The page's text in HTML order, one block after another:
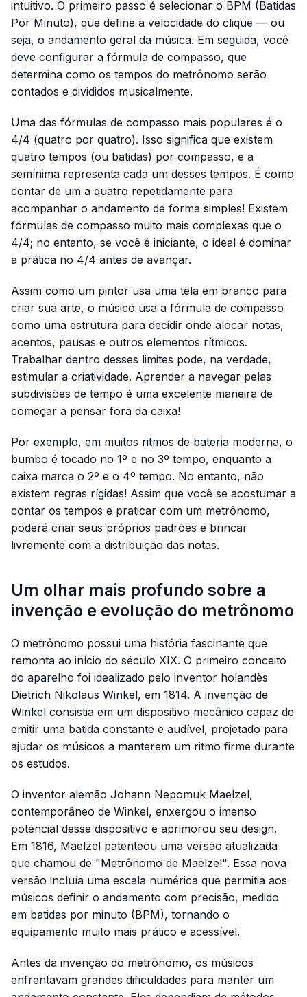
intuitivo. O primeiro passo é selecionar o BPM (Batidas
Por Minuto), que define a velocidade do clique — ou
seja, o andamento geral da música. Em seguida, você
deve configurar a fórmula de compasso, que
determina como os tempos do metrônomo serão
contados e divididos musicalmente.
Uma das fórmulas de compasso mais populares é o
4/4 (quatro por quatro). Isso significa que existem
quatro tempos (ou batidas) por compasso, e a
semínima representa cada um desses tempos. É como
contar de um a quatro repetidamente para
acompanhar o andamento de forma simples! Existem
fórmulas de compasso muito mais complexas que o
4/4; no entanto, se você é iniciante, o ideal é dominar
a prática no 4/4 antes de avançar.
Assim como um pintor usa uma tela em branco para
criar sua arte, o músico usa a fórmula de compasso
como uma estrutura para decidir onde alocar notas,
acentos, pausas e outros elementos rítmicos.
Trabalhar dentro desses limites pode, na verdade,
estimular a criatividade. Aprender a navegar pelas
subdivisões de tempo é uma excelente maneira de
começar a pensar fora da caixa!
Por exemplo, em muitos ritmos de bateria moderna, o
bumbo é tocado no 1º e no 3º tempo, enquanto a
caixa marca o 2º e o 4º tempo. No entanto, não
existem regras rígidas! Assim que você se acostumar a
contar os tempos e praticar com um metrônomo,
poderá criar seus próprios padrões e brincar
livremente com a distribuição das notas.
Um olhar mais profundo sobre a
invenção e evolução do metrônomo
O metrônomo possui uma história fascinante que
remonta ao início do século XIX. O primeiro conceito
do aparelho foi idealizado pelo inventor holandês
Dietrich Nikolaus Winkel, em 1814. A invenção de
Winkel consistia em um dispositivo mecânico capaz de
emitir uma batida constante e audível, projetado para
ajudar os músicos a manterem um ritmo firme durante
os estudos.
O inventor alemão Johann Nepomuk Maelzel,
contemporâneo de Winkel, enxergou o imenso
potencial desse dispositivo e aprimorou seu design.
Em 1816, Maelzel patenteou uma versão atualizada
que chamou de "Metrônomo de Maelzel". Essa nova
versão incluía uma escala numérica que permitia aos
músicos definir o andamento com precisão, medido
em batidas por minuto (BPM), tornando o
equipamento muito mais prático e acessível.
Antes da invenção do metrônomo, os músicos
enfrentavam grandes dificuldades para manter um